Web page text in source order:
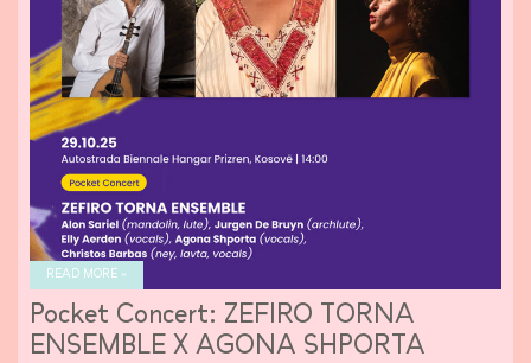
READ MORE »
Pocket Concert: ZEFIRO TORNA
ENSEMBLE X AGONA SHPORTA